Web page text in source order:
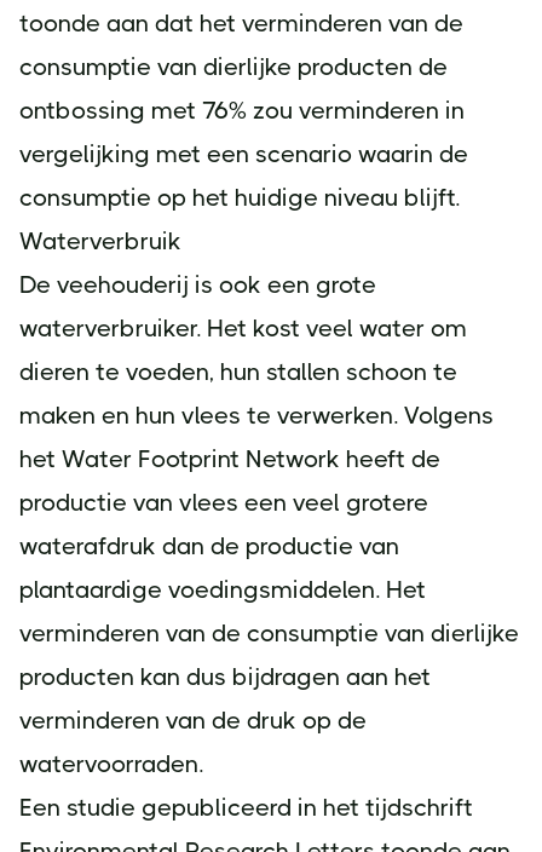
toonde aan dat het verminderen van de
consumptie van dierlijke producten de
ontbossing met 76% zou verminderen in
vergelijking met een scenario waarin de
consumptie op het huidige niveau blijft.
Waterverbruik
De veehouderij is ook een grote
waterverbruiker. Het kost veel water om
dieren te voeden, hun stallen schoon te
maken en hun vlees te verwerken. Volgens
het Water Footprint Network heeft de
productie van vlees een veel grotere
waterafdruk dan de productie van
plantaardige voedingsmiddelen. Het
verminderen van de consumptie van dierlijke
producten kan dus bijdragen aan het
verminderen van de druk op de
watervoorraden.
Een studie gepubliceerd in het tijdschrift